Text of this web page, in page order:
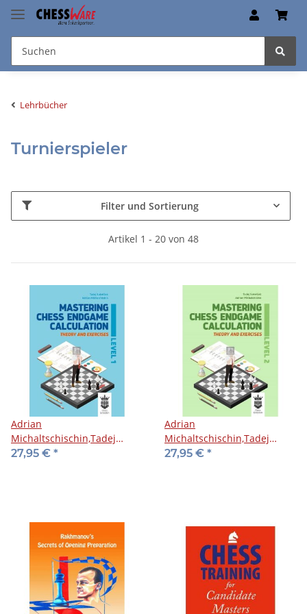
Lehrbücher
Turnierspieler
Filter und Sortierung
Artikel 1 - 20 von 48
Adrian
Michaltschischin,Tadej
Sakelsek: Mastering Chess
27,95 € *
Adrian
Michaltschischin,Tadej
Sakelsek: Mastering Chess
27,95 € *